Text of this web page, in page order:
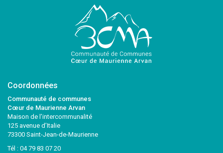
Coordonnées
Communauté de communes
Cœur de Maurienne Arvan
Maison de l’intercommunalité
125 avenue d’Italie
73300 Saint-Jean-de-Maurienne
Tél : 04 79 83 07 20